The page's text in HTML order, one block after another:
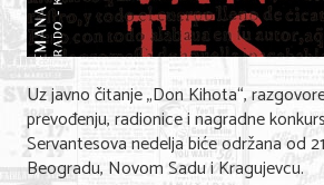
Uz javno čitanje „Don Kihota“,
prevođenju, radionice i nagradne
Servantesova nedelja biće održana od
Beogradu, Novom Sadu i Kragujevcu.